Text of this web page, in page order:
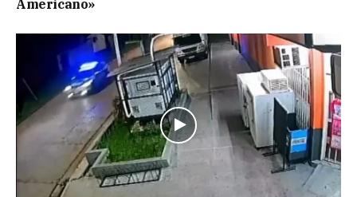
Americano»